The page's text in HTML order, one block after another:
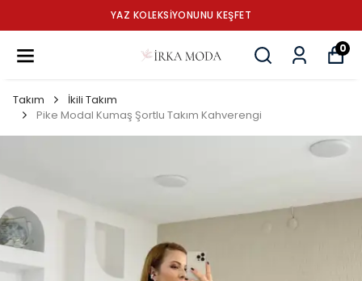
YAZ KOLEKSİYONUNU KEŞFET
0
Takım
İkili Takım
Pike Modal Kumaş Şortlu Takım Kahverengi